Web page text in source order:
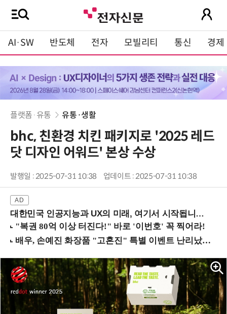
AI·SW 반도체 전자 모빌리티 통신 경제
플랫폼·유통 유통·생활
bhc, 친환경 치킨 패키지로 '2025 레드
닷 디자인 어워드' 본상 수상
발행일 : 2025-07-31 10:38 업데이트 : 2025-07-31 10:38
대한민국 인공지능과 UX의 미래, 여기서 시작됩니다! (9/2 강남역)